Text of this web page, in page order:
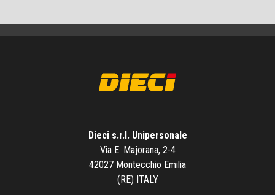
Dieci s.r.l. Unipersonale
Via E. Majorana, 2-4
42027 Montecchio Emilia
(RE) ITALY